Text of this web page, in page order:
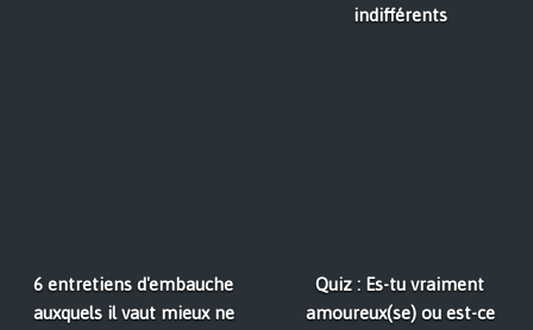
indifférents
6 entretiens d'embauche
auxquels il vaut mieux ne
Quiz : Es-tu vraiment
amoureux(se) ou est-ce